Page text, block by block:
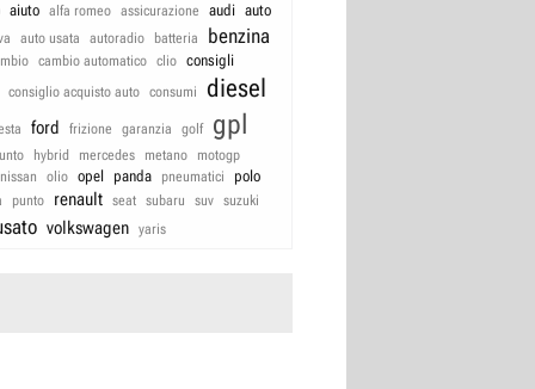
aiuto alfa romeo assicurazione audi auto
auto usata autoradio batteria benzina
cambio automatico clio consigli
consiglio acquisto auto consumi diesel
ford frizione garanzia golf gpl
hybrid mercedes metano motogp
nissan olio opel panda pneumatici polo
punto renault seat subaru suv suzuki
volkswagen yaris